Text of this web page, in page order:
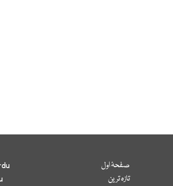
صفحۂ اول
تازہ ترین